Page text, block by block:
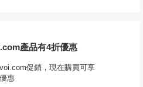
產品有4折優惠
促銷，現在購買可享
惠